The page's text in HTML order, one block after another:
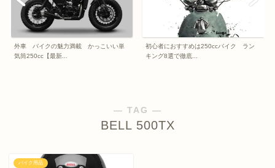
外車 バイクの魅力満載 かっこいい単
気筒250cc【最新...
初心者におすすめは250ccバイク ラン
キング8選で徹底...
― TAG ―
BELL 500TX
バイク用品